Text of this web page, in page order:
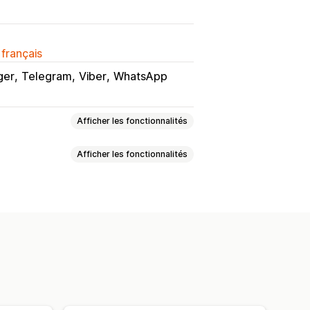
Telegram Viber WhatsApp
Afficher les fonctionnalités
Afficher les fonctionnalités